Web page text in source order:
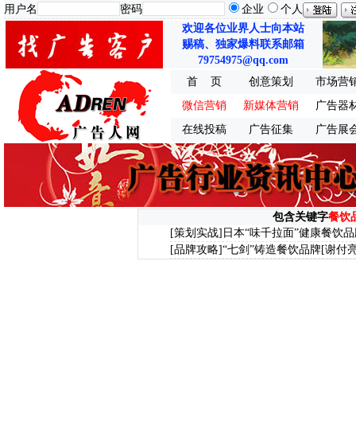
用户名 密码 企业
个人
欢迎各位业界人士向本站
赐稿、独家爆料联系邮箱
79754975@qq.com
首 页
创意策划
市场营
微信营销
新媒体营销
广告器
在线投稿
广告征集 广告展
包含关键字餐饮
[策划实战] 日本“味千拉面”健康餐饮
[品牌攻略]“七剑”铸造餐饮品牌[谢付